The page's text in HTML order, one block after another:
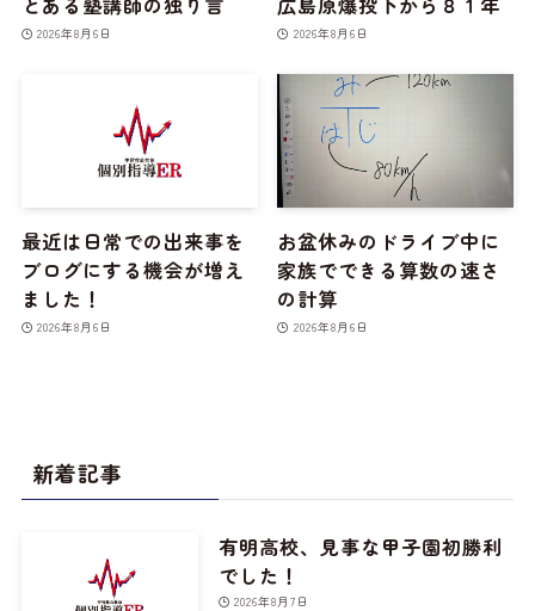
2026年8月6日 2026年8月6日
最近は日常での出来事を
ブログにする機会が増え
ました！
2026年8月6日
お盆休みのドライブ中に
家族でできる算数の速さ
の計算
2026年8月6日
新着記事
有明高校、見事な甲子園初勝利
でした！
2026年8月7日